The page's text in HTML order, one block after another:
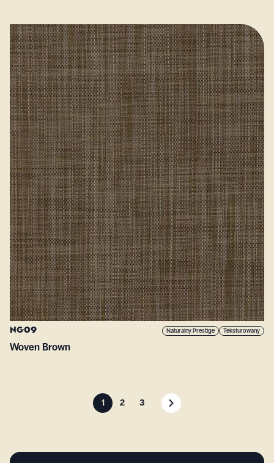
NG09 Naturalny Prestige Teksturowany
Woven Brown
1 2 3